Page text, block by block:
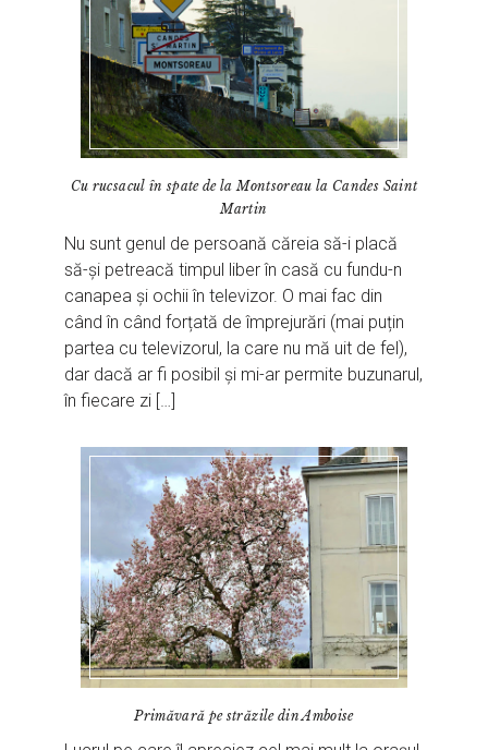
Cu rucsacul în spate de la Montsoreau la Candes Saint
Martin
Nu sunt genul de persoană căreia să-i placă
să-și petreacă timpul liber în casă cu fundu-n
canapea și ochii în televizor. O mai fac din
când în când forțată de împrejurări (mai puțin
partea cu televizorul, la care nu mă uit de fel),
dar dacă ar fi posibil și mi-ar permite buzunarul,
în fiecare zi […]
Primăvară pe străzile din Amboise